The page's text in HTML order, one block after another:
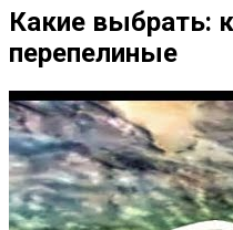
Какие выбрать:
перепелиные